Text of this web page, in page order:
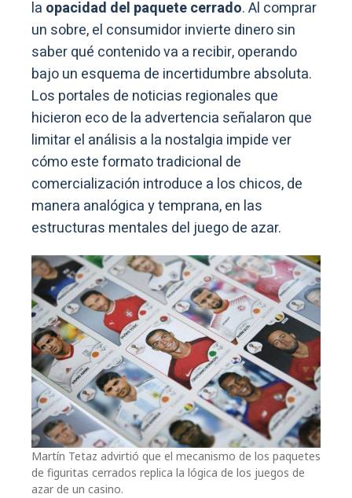
la opacidad del paquete cerrado. Al comprar
un sobre, el consumidor invierte dinero sin
saber qué contenido va a recibir, operando
bajo un esquema de incertidumbre absoluta.
Los portales de noticias regionales que
hicieron eco de la advertencia señalaron que
limitar el análisis a la nostalgia impide ver
cómo este formato tradicional de
comercialización introduce a los chicos, de
manera analógica y temprana, en las
estructuras mentales del juego de azar.
Martín Tetaz advirtió que el mecanismo de los paquetes
de figuritas cerrados replica la lógica de los juegos de
azar de un casino.